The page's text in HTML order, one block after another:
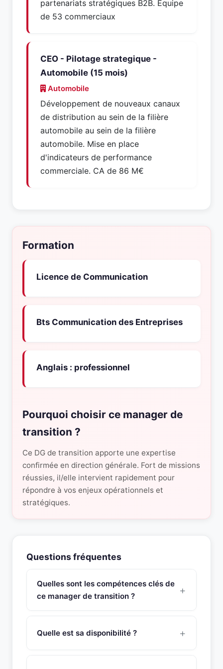
partenariats stratégiques B2B. Équipe
de 53 commerciaux
CEO - Pilotage strategique -
Automobile (15 mois)
Automobile
Développement de nouveaux canaux
de distribution au sein de la filière
automobile au sein de la filière
automobile. Mise en place
d'indicateurs de performance
commerciale. CA de 86 M€
Formation
Licence de Communication
Bts Communication des Entreprises
Anglais : professionnel
Pourquoi choisir ce manager de
transition ?
Ce DG de transition apporte une expertise
confirmée en direction générale. Fort de missions
réussies, il/elle intervient rapidement pour
répondre à vos enjeux opérationnels et
stratégiques.
Questions fréquentes
Quelles sont les compétences clés de
ce manager de transition ?
possède une expertise approfondie en
Quelle est sa disponibilité ?